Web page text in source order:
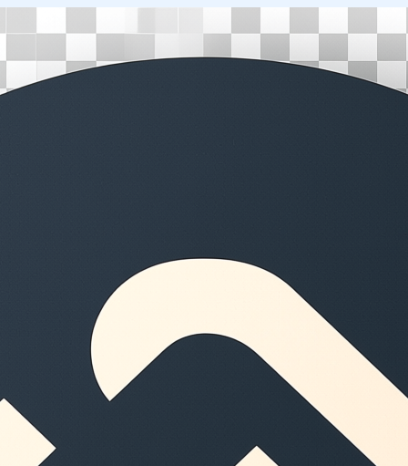
содержимому